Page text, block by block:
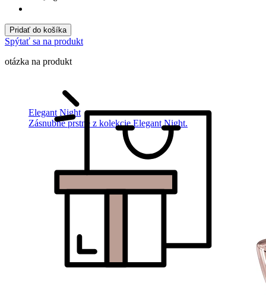
Elegant Night
Zásnubné prstne z kolekcie Elegant Night.
Pridať do košíka
Spýtať sa na produkt
otázka na produkt